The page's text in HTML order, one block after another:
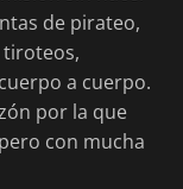
de pirateo,
a cuerpo.
por la que
con mucha